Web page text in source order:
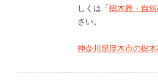
しくは「樹木葬・自
さい。
神奈川県厚木市の樹